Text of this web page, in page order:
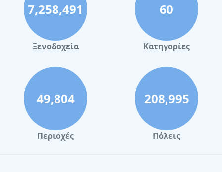
Ξενοδοχεία στο Λουτράκι
Ξενοδοχεία στη Σκιάθο
Ξενοδοχεία στην Πόλη Χανίων
Ξενοδοχεία στον Πειραιά
Ξενοδοχεία στην Καβάλα
Ξενοδοχεία στην Ερέτρια
Ξενοδοχεία στην Άνδρο
7,258,491
Ξενοδοχεία
60
Κατηγορίες
49,804
Περιοχές
208,995
Πόλεις